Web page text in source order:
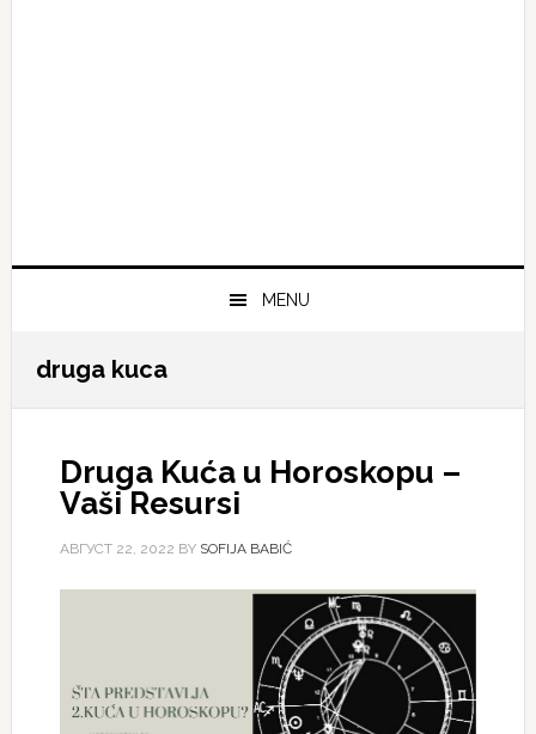
MENU
druga kuca
Druga Kuća u Horoskopu –
Vaši Resursi
АВГУСТ 22, 2022 BY SOFIJA BABIĆ